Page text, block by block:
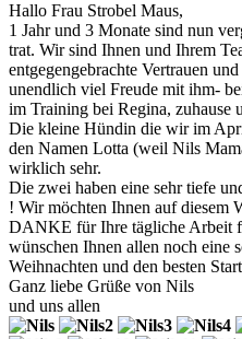
Hallo Frau Strobel Maus,
1 Jahr und 3 Monate sind nun
trat. Wir sind Ihnen und Ihrem
entgegengebrachte Vertrauen
unendlich viel Freude mit ihm-
im Training bei Regina, zuhause
Die kleine Hündin die wir im
den Namen Lotta (weil Nils
wirklich sehr.
Die zwei haben eine sehr tiefe
! Wir möchten Ihnen auf diesem
DANKE für Ihre tägliche Arbeit
wünschen Ihnen allen noch eine
Weihnachten und den besten
Ganz liebe Grüße von Nils
und uns allen